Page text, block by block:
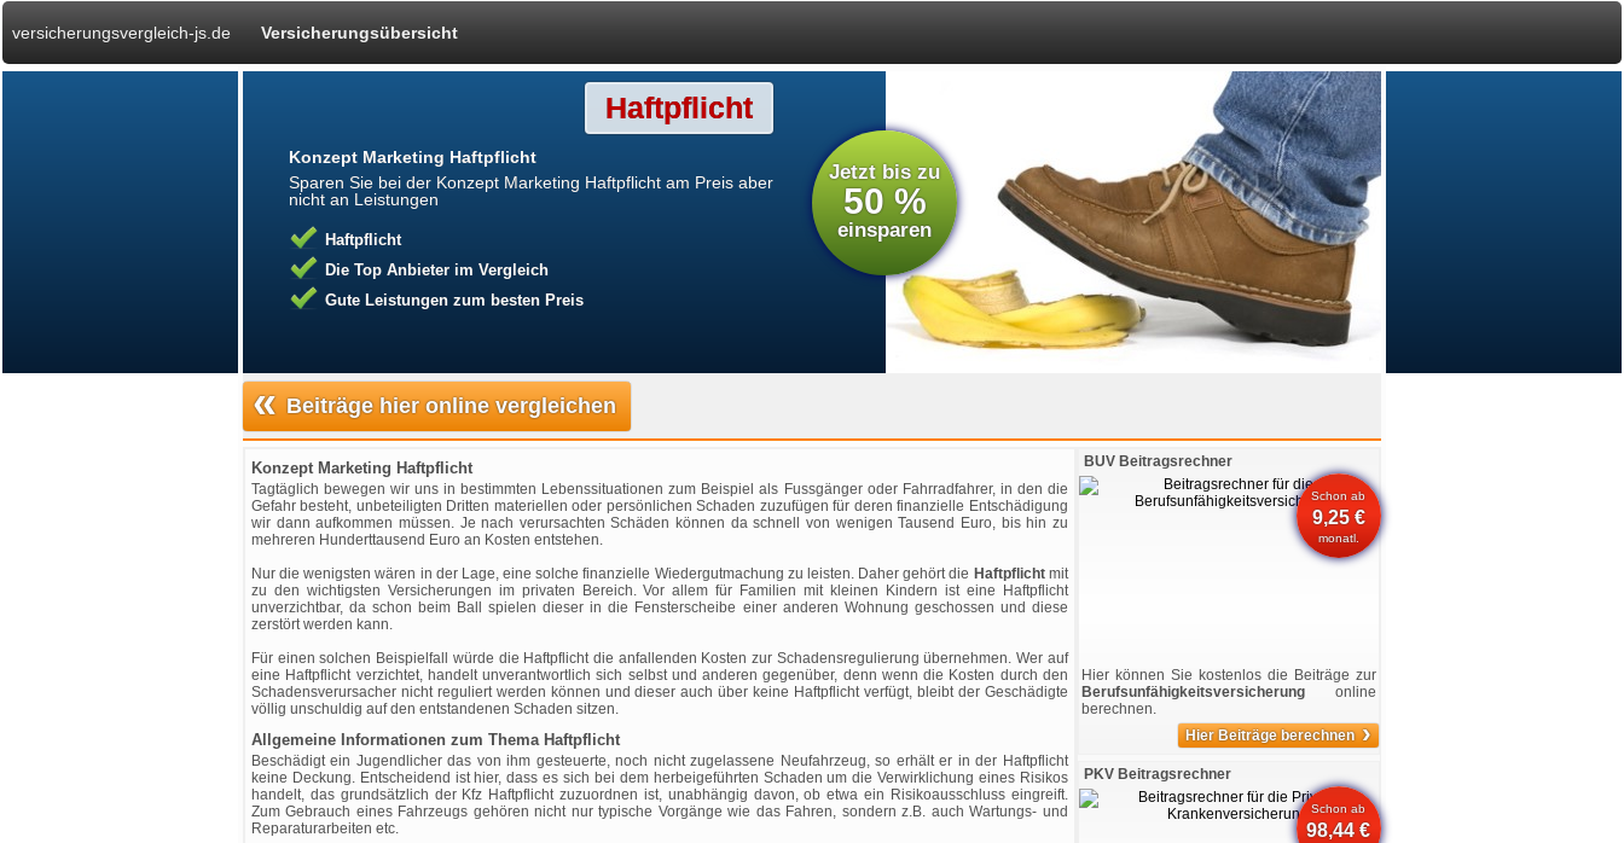
versicherungsvergleich-js.de Versicherungsübersicht
Konzept Marketing Haftpflicht
Sparen Sie bei der Konzept Marketing Haftpflicht am Preis aber
nicht an Leistungen
Haftpflicht
Die Top Anbieter im Vergleich
Gute Leistungen zum besten Preis
Jetzt bis zu
50 %
einsparen
Haftpflicht
« Beiträge hier online vergleichen
Konzept Marketing Haftpflicht
Tagtäglich bewegen wir uns in bestimmten Lebenssituationen zum Beispiel als Fussgänger oder Fahrradfahrer, in den die
Gefahr besteht, unbeteiligten Dritten materiellen oder persönlichen Schaden zuzufügen für deren finanzielle Entschädigung
wir dann aufkommen müssen. Je nach verursachten Schäden können da schnell von wenigen Tausend Euro, bis hin zu
mehreren Hunderttausend Euro an Kosten entstehen.
Nur die wenigsten wären in der Lage, eine solche finanzielle Wiedergutmachung zu leisten. Daher gehört die Haftpflichtmit
zu den wichtigsten Versicherungen im privaten Bereich. Vor allem für Familien mit kleinen Kindern ist eine Haftpflicht
unverzichtbar, da schon beim Ball spielen dieser in die Fensterscheibe einer anderen Wohnung geschossen und diese
zerstört werden kann.
Für einen solchen Beispielfall würde die Haftpflicht die anfallenden Kosten zur Schadensregulierung übernehmen. Wer auf
eine Haftpflicht verzichtet, handelt unverantwortlich sich selbst und anderen gegenüber, denn wenn die Kosten durch den
Schadensverursacher nicht reguliert werden können und dieser auch über keine Haftpflicht verfügt, bleibt der Geschädigte
völlig unschuldig auf den entstandenen Schaden sitzen.
Allgemeine Informationen zum Thema Haftpflicht
Beschädigt ein Jugendlicher das von ihm gesteuerte, noch nicht zugelassene Neufahrzeug, so erhält er in der Haftpflicht
keine Deckung. Entscheidend ist hier, dass es sich bei dem herbeigeführten Schaden um die Verwirklichung eines Risikos
handelt, das grundsätzlich der Kfz Haftpflicht zuzuordnen ist, unabhängig davon, ob etwa ein Risikoausschluss eingreift.
Zum Gebrauch eines Fahrzeugs gehören nicht nur typische Vorgänge wie das Fahren, sondern z.B. auch Wartungs- und
Reparaturarbeiten etc.
BUV Beitragsrechner
Schon ab
9,25 €
monatl.
Hier können Sie kostenlos die Beiträge zur
Berufsunfähigkeitsversicherungonline
berechnen.
Hier Beiträge berechnen ›
PKV Beitragsrechner
Schon ab
98,44 €